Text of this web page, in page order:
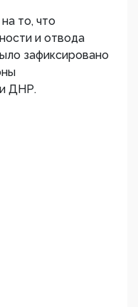
то, что
и отвода
зафиксировано
ДНР.